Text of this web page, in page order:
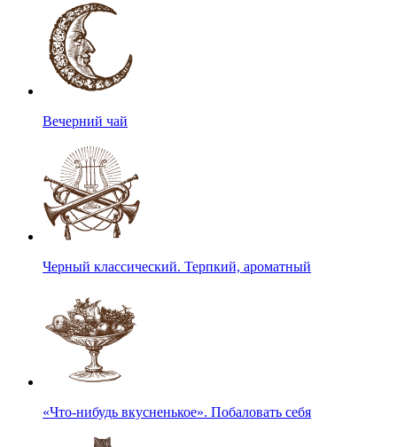
Вечерний чай
Черный классический. Терпкий, ароматный
«Что-нибудь вкусненькое». Побаловать себя